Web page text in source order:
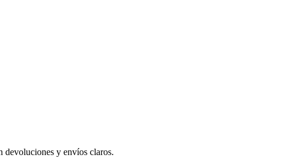
devoluciones y envíos claros.